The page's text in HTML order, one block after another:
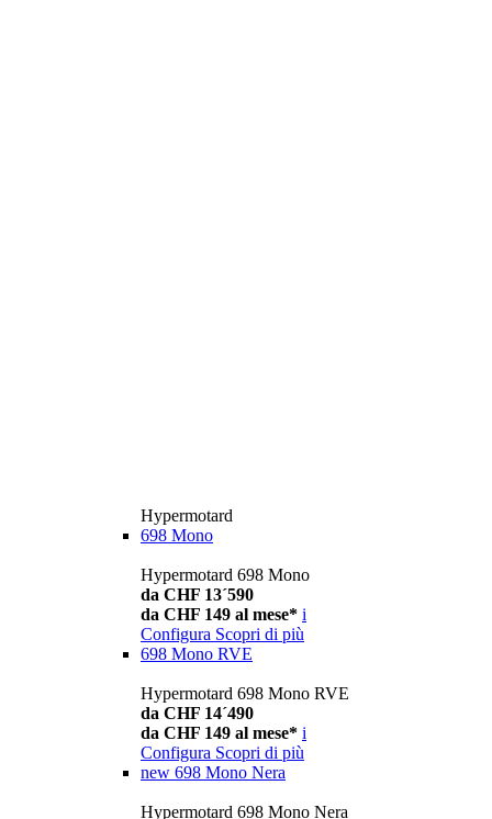
Hypermotard
698 Mono
Hypermotard 698 Mono
da CHF 13´590
da CHF 149 al mese* i
Configura Scopri di più
698 Mono RVE
Hypermotard 698 Mono RVE
da CHF 14´490
da CHF 149 al mese* i
Configura Scopri di più
new 698 Mono Nera
Hypermotard 698 Mono Nera